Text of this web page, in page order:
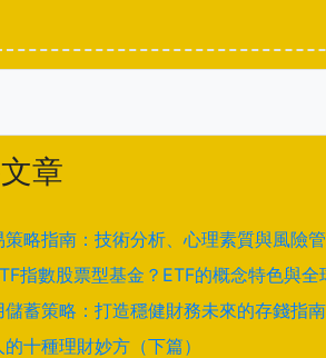
章
策略指南：技術分析、心理素質與風險
指數股票型基金？ETF的概念特色與全
儲蓄策略：打造穩健財務未來的存錢指南
十種理財妙方（下篇）